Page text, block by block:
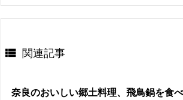
 関連記事
奈良のおいしい郷土料理、飛鳥鍋を食